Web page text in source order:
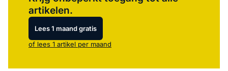
artikelen.
Lees 1 maand gratis
of lees 1 artikel per maand